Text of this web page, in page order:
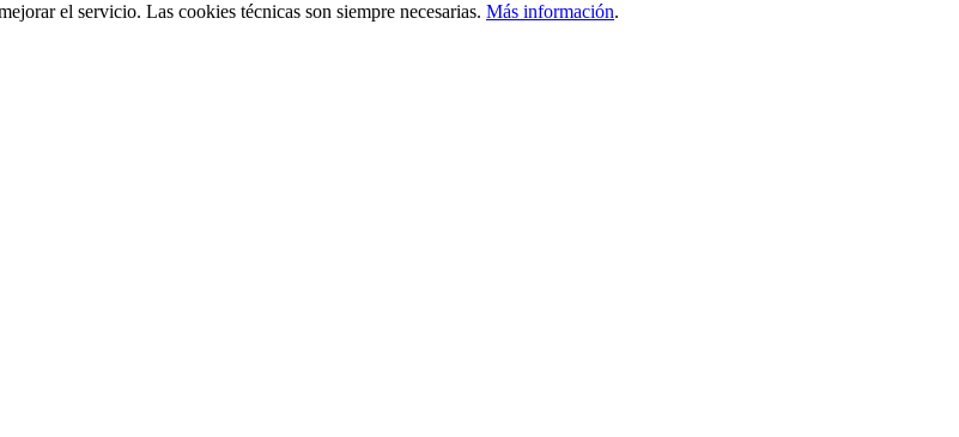
el servicio. Las cookies técnicas son siempre necesarias. Más información.